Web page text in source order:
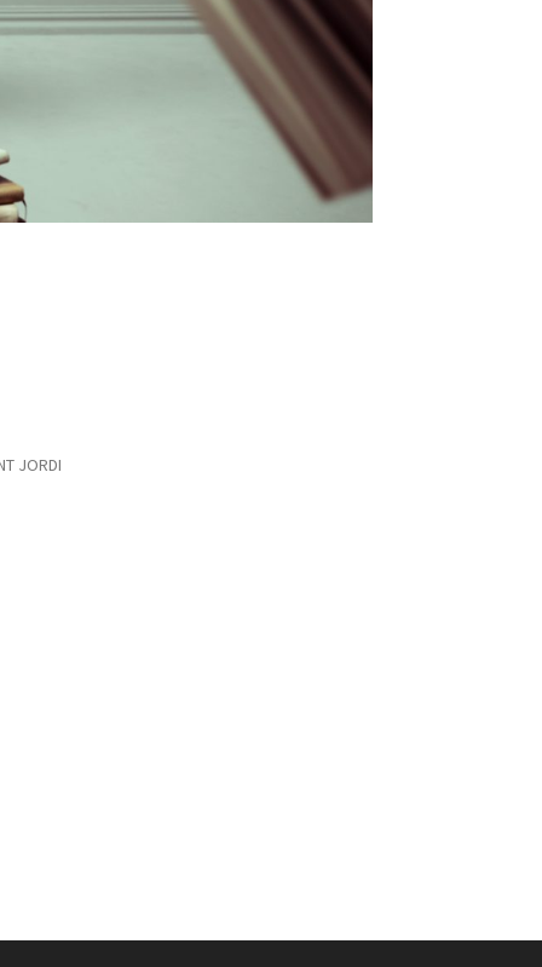
JORDI